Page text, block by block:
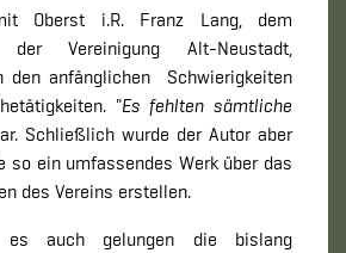
Oberst i.R. Franz Lang, dem
der Vereinigung Alt-Neustadt,
den anfänglichen Schwierigkeiten
"Es fehlten sämtliche
Schließlich wurde der Autor aber
so ein umfassendes Werk über das
des Vereins erstellen.
auch gelungen die bislang